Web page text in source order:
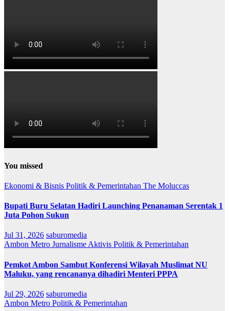
You missed
Ekonomi & Bisnis Politik & Pemerintahan The Moluccas
Bupati Buru Selatan Hadiri Launching Penanaman Serentak 1
Juta Pohon Sukun
Jul 31, 2026 saburomedia
Ambon Metro Jurnalisme Aktivis Politik & Pemerintahan
Pemkot Ambon Sambut Konferensi Wilayah Muslimat NU
Maluku, yang rencananya dihadiri Menteri PPPA
Jul 29, 2026 saburomedia
Ambon Metro Politik & Pemerintahan